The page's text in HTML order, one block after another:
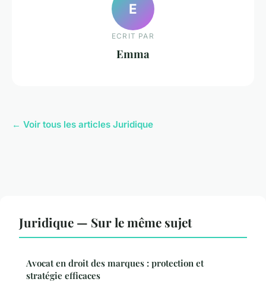
E
ECRIT PAR
Emma
← Voir tous les articles Juridique
Juridique — Sur le même sujet
Avocat en droit des marques : protection et
stratégie efficaces